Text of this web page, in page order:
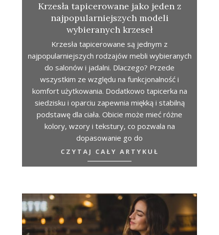
Krzesła tapicerowane jako jeden z
najpopularniejszych modeli
wybieranych krzeseł
Krzesła tapicerowane są jednym z
najpopularniejszych rodzajów mebli wybieranych
do salonów i jadalni. Dlaczego? Przede
wszystkim ze względu na funkcjonalność i
komfort użytkowania. Dodatkowo tapicerka na
siedzisku i oparciu zapewnia miękką i stabilną
podstawę dla ciała. Obicie może mieć różne
kolory, wzory i tekstury, co pozwala na
dopasowanie go do
CZYTAJ CAŁY ARTYKUŁ